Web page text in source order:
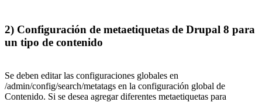
2) Configuración de metaetiquetas de Drupal 8 para
un tipo de contenido
Se deben editar las configuraciones globales en
/admin/config/search/metatags en la configuración global de
Contenido. Si se desea agregar diferentes metaetiquetas para